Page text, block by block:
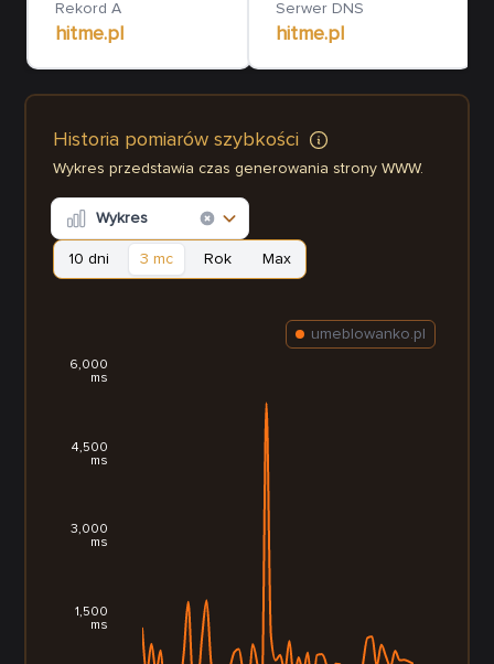
Rekord A
hitme.pl
Serwer DNS
hitme.pl
Historia pomiarów szybkości
Wykres przedstawia czas generowania strony WWW.
Wykres
10 dni 3 mc Rok Max
1,500
ms
3,000
ms
4,500
ms
6,000
ms
umeblowanko.pl